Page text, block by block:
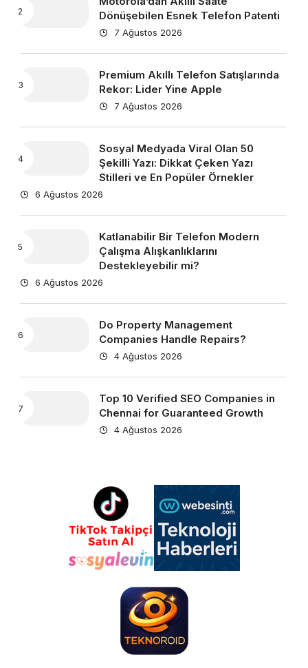
Dönüşebilen Esnek Telefon Patenti
7 Ağustos 2026
Premium Akıllı Telefon Satışlarında
Rekor: Lider Yine Apple
7 Ağustos 2026
Sosyal Medyada Viral Olan 50
Şekilli Yazı: Dikkat Çeken Yazı
Stilleri ve En Popüler Örnekler
6 Ağustos 2026
Katlanabilir Bir Telefon Modern
Çalışma Alışkanlıklarını
Destekleyebilir mi?
6 Ağustos 2026
Do Property Management
Companies Handle Repairs?
4 Ağustos 2026
Top 10 Verified SEO Companies in
Chennai for Guaranteed Growth
4 Ağustos 2026